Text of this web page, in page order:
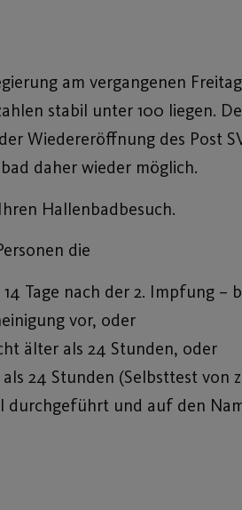
am vergangenen
stabil unter 100 liegen.
Wiedereröffnung des Post
daher wieder möglich.
Hallenbadbesuch.
die
Tage nach der 2. Impfung
vor, oder
älter als 24 Stunden, oder
24 Stunden (Selbsttest von
durchgeführt und auf den